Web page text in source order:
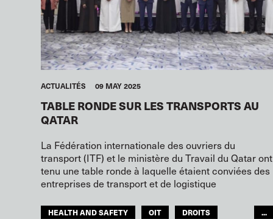
ACTUALITÉS 09 MAY 2025
TABLE RONDE SUR LES TRANSPORTS AU
QATAR
La Fédération internationale des ouvriers du
transport (ITF) et le ministère du Travail du Qatar ont
tenu une table ronde à laquelle étaient conviées des
entreprises de transport et de logistique
HEALTH AND SAFETY OIT
DROITS
...